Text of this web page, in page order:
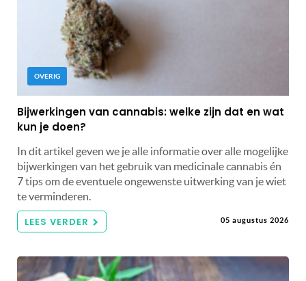
OVERIG
Bijwerkingen van cannabis: welke zijn dat en wat
kun je doen?
In dit artikel geven we je alle informatie over alle mogelijke
bijwerkingen van het gebruik van medicinale cannabis én
7 tips om de eventuele ongewenste uitwerking van je wiet
te verminderen.
LEES VERDER 05 augustus 2026